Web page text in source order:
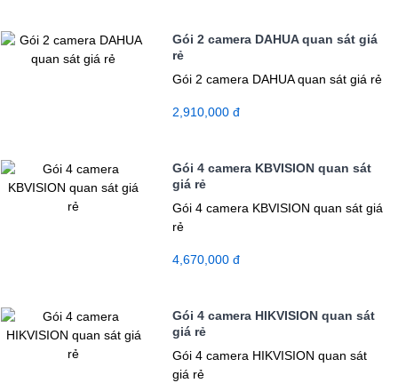
Gói 2 camera DAHUA quan sát giá
rẻ
Gói 2 camera DAHUA quan sát giá rẻ
2,910,000 đ
Gói 4 camera KBVISION quan sát
giá rẻ
Gói 4 camera KBVISION quan sát giá
rẻ
4,670,000 đ
Gói 4 camera HIKVISION quan sát
giá rẻ
Gói 4 camera HIKVISION quan sát
giá rẻ